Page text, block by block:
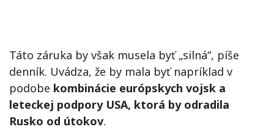
Táto záruka by však musela byť „silná“, píše
denník. Uvádza, že by mala byť napríklad v
podobe kombinácie európskych vojsk a
leteckej podpory USA, ktorá by odradila
Rusko od útokov.